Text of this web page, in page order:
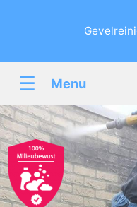
☰ Menu